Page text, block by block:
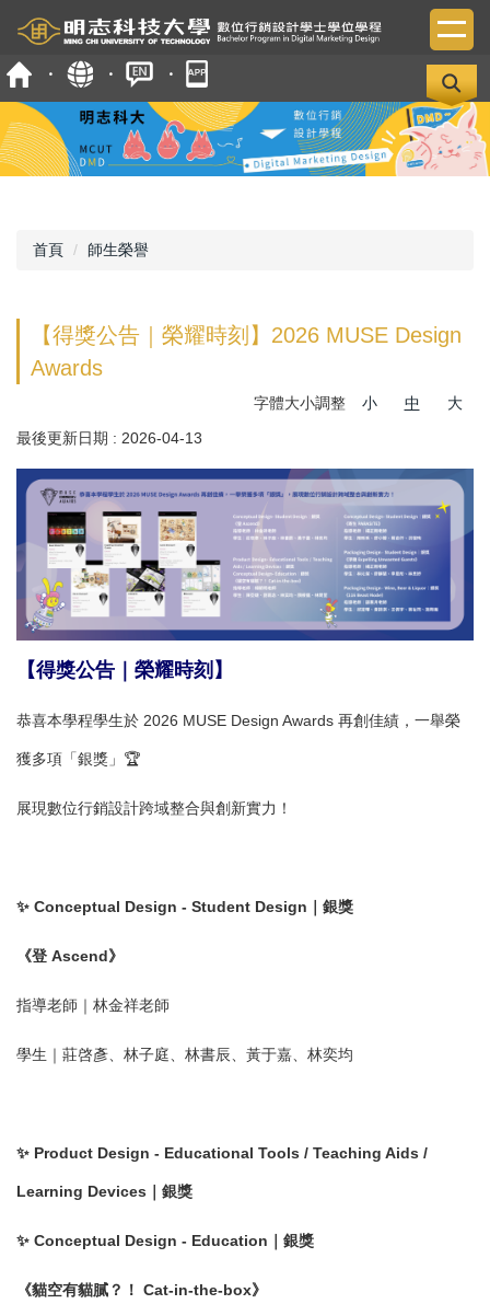
到
主
要
內
容
區
首頁 師生榮譽
【得獎公告｜榮耀時刻】2026 MUSE Design
Awards
字體大小調整 小 中
大
最後更新日期 : 2026-04-13
【得獎公告｜榮耀時刻】
恭喜本學程學生於 2026 MUSE Design Awards 再創佳績，一舉榮
獲多項「銀獎」🏆
展現數位行銷設計跨域整合與創新實力！
✨ Conceptual Design - Student Design｜銀獎
《登 Ascend》
指導老師｜林金祥老師
學生｜莊啓彥、林子庭、林書辰、黃于嘉、林奕均
✨ Product Design - Educational Tools / Teaching Aids /
Learning Devices｜銀獎
✨ Conceptual Design - Education｜銀獎
《貓空有貓膩？！ Cat-in-the-box》